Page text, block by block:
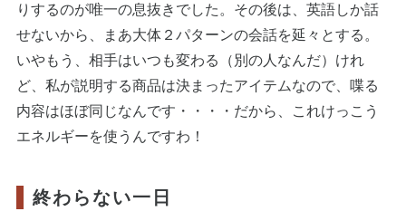
りするのが唯一の息抜きでした。その後は、英語しか話
せないから、まあ大体２パターンの会話を延々とする。
いやもう、相手はいつも変わる（別の人なんだ）けれ
ど、私が説明する商品は決まったアイテムなので、喋る
内容はほぼ同じなんです・・・・だから、これけっこう
エネルギーを使うんですわ！
終わらない一日